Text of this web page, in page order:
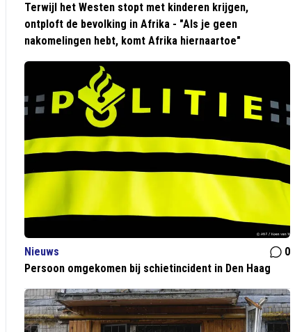
Terwijl het Westen stopt met kinderen krijgen,
ontploft de bevolking in Afrika - "Als je geen
nakomelingen hebt, komt Afrika hiernaartoe"
Nieuws
0
Persoon omgekomen bij schietincident in Den Haag